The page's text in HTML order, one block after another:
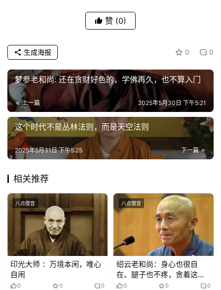
策
规
免
责
声
明
赞 (0)
0 0
生成海报
梦参老和尚: ​还在贪财好色的，学佛再久，也不算入门
上一篇 2025年5月30日 下午5:21
这个时代不是丛林法则，而是天空法则
下一篇
2025年5月31日 下午5:25
相关推荐
八点僧音
印光大师 ：万境本闲，唯心
自闹
0 0 0
八点僧音
绍云老和尚：身心也很自
在、腿子也不疼，贪着这一
境界你就麻烦了
0 0 0